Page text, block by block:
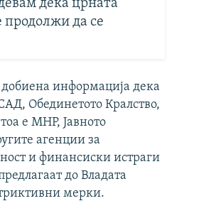
дека црната
продолжи да се
информација дека
Обединетото Кралство,
е МНР, Јавното
агенции за
и финансиски истраги
до Владата
мерки.